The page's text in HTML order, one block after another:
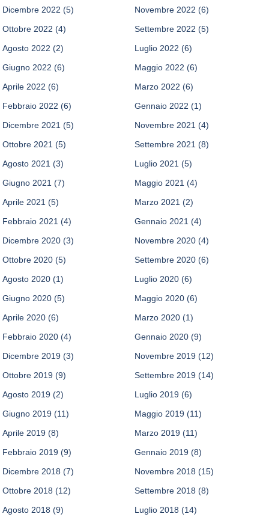
Dicembre 2022 (5) Novembre 2022 (6)
Ottobre 2022 (4) Settembre 2022 (5)
Agosto 2022 (2) Luglio 2022 (6)
Giugno 2022 (6) Maggio 2022 (6)
Aprile 2022 (6) Marzo 2022 (6)
Febbraio 2022 (6) Gennaio 2022 (1)
Dicembre 2021 (5) Novembre 2021 (4)
Ottobre 2021 (5) Settembre 2021 (8)
Agosto 2021 (3) Luglio 2021 (5)
Giugno 2021 (7) Maggio 2021 (4)
Aprile 2021 (5) Marzo 2021 (2)
Febbraio 2021 (4) Gennaio 2021 (4)
Dicembre 2020 (3) Novembre 2020 (4)
Ottobre 2020 (5) Settembre 2020 (6)
Agosto 2020 (1) Luglio 2020 (6)
Giugno 2020 (5) Maggio 2020 (6)
Aprile 2020 (6) Marzo 2020 (1)
Febbraio 2020 (4) Gennaio 2020 (9)
Dicembre 2019 (3) Novembre 2019 (12)
Ottobre 2019 (9) Settembre 2019 (14)
Agosto 2019 (2) Luglio 2019 (6)
Giugno 2019 (11) Maggio 2019 (11)
Aprile 2019 (8) Marzo 2019 (11)
Febbraio 2019 (9) Gennaio 2019 (8)
Dicembre 2018 (7) Novembre 2018 (15)
Ottobre 2018 (12) Settembre 2018 (8)
Agosto 2018 (9) Luglio 2018 (14)